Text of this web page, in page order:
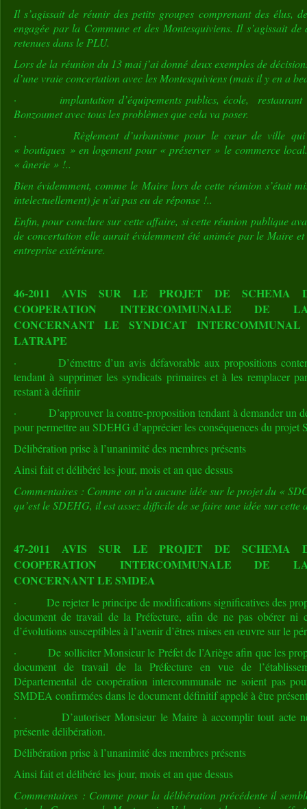
Il s’agissait de réunir des petits groupes comprenant des élus,
engagée par la Commune et des Montesquiviens. Il s’agissait
retenues dans le PLU.
Lors de la réunion du 13 mai j’ai donné deux exemples de
d’une vraie concertation avec les Montesquiviens (mais il y en a
· implantation d’équipements publics, école, restaurant
Bonzoumet avec tous les problèmes que cela va poser.
· Règlement d’urbanisme pour le cœur de ville qui
« boutiques » en logement pour « préserver » le commerce
« ânerie » !..
Bien évidemment, comme le Maire lors de cette réunion s’était
intelectuellement) je n’ai pas eu de réponse !..
Enfin, pour conclure sur cette affaire, si cette réunion publique
de concertation elle aurait évidemment été animée par le Maire
entreprise extérieure.
46-2011 AVIS SUR LE PROJET DE SCHEMA
COOPERATION INTERCOMMUNALE DE
CONCERNANT LE SYNDICAT
LATRAPE
· D’émettre d’un avis défavorable aux propositions
tendant à supprimer les syndicats primaires et à les remplacer
restant à définir
· D’approuver la contre-proposition tendant à demander un
pour permettre au SDEHG d’apprécier les conséquences du projet
Délibération prise à l’unanimité des membres présents
Ainsi fait et délibéré les jour, mois et an que dessus
Commentaires : Comme on n’a aucune idée sur le projet du «
qu’est le SDEHG, il est assez difficile de se faire une idée sur cette
47-2011 AVIS SUR LE PROJET DE SCHEMA
COOPERATION INTERCOMMUNALE DE
CONCERNANT LE SMDEA
· De rejeter le principe de modifications significatives des
document de travail de la Préfecture, afin de ne pas obérer ni
d’évolutions susceptibles à l’avenir d’êtres mises en œuvre sur le
· De solliciter Monsieur le Préfet de l’Ariège afin que les
document de travail de la Préfecture en vue de
Départemental de coopération intercommunale ne soient pas
SMDEA confirmées dans le document définitif appelé à être
· D’autoriser Monsieur le Maire à accomplir tout acte
présente délibération.
Délibération prise à l’unanimité des membres présents
Ainsi fait et délibéré les jour, mois et an que dessus
Commentaires : Comme pour la délibération précédente il